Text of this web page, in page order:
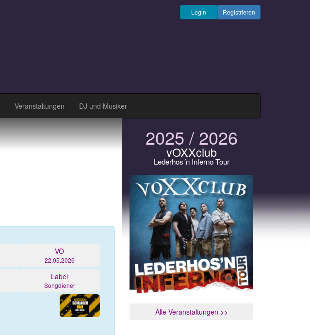
Registrieren
Login
Veranstaltungen DJ und Musiker
VÖ
22.05.2026
Label
Songdiener
2025 / 2026
vOXXclub
Lederhos´n Inferno Tour
Alle Veranstaltungen >>